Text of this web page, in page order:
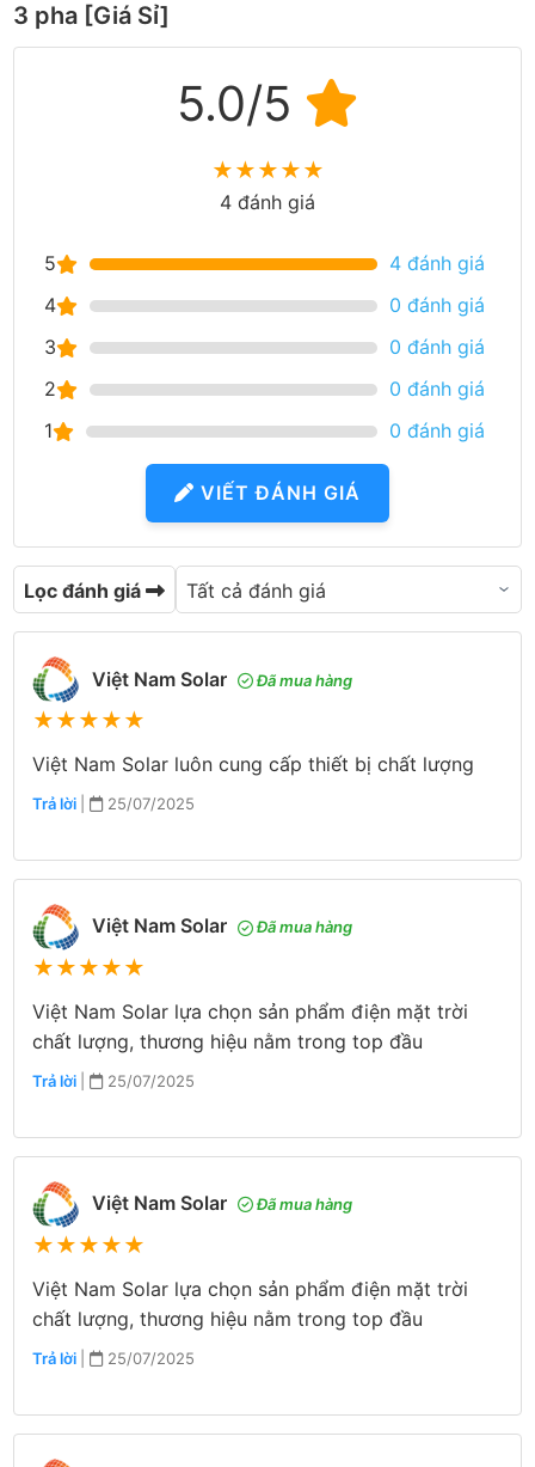
3 pha [Giá Sỉ]
5.0/5
★★★★★
4 đánh giá
5
4 đánh giá
4
0 đánh giá
3
0 đánh giá
2
0 đánh giá
1
0 đánh giá
VIẾT ĐÁNH GIÁ
Lọc đánh giá
Việt Nam Solar Đã mua hàng
★★★★★
Việt Nam Solar luôn cung cấp thiết bị chất lượng
Trả lời | 25/07/2025
Việt Nam Solar Đã mua hàng
★★★★★
Việt Nam Solar lựa chọn sản phẩm điện mặt trời
chất lượng, thương hiệu nằm trong top đầu
Trả lời | 25/07/2025
Việt Nam Solar Đã mua hàng
★★★★★
Việt Nam Solar lựa chọn sản phẩm điện mặt trời
chất lượng, thương hiệu nằm trong top đầu
Trả lời | 25/07/2025